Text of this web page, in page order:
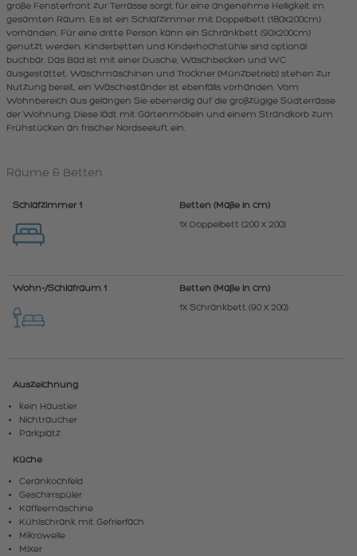
große Fensterfront zur Terrasse sorgt für eine angenehme Helligkeit im
gesamten Raum. Es ist ein Schlafzimmer mit Doppelbett (180x200cm)
vorhanden. Für eine dritte Person kann ein Schrankbett (90x200cm)
genutzt werden. Kinderbetten und Kinderhochstühle sind optional
buchbar. Das Bad ist mit einer Dusche, Waschbecken und WC
ausgestattet. Waschmaschinen und Trockner (Münzbetrieb) stehen zur
Nutzung bereit, ein Wäscheständer ist ebenfalls vorhanden. Vom
Wohnbereich aus gelangen Sie ebenerdig auf die großzügige Südterrasse
der Wohnung. Diese lädt mit Gartenmöbeln und einem Strandkorb zum
Frühstücken an frischer Nordseeluft ein.
Räume & Betten
Schlafzimmer 1
Betten (Maße in cm)
1x Doppelbett (200 x 200)
Wohn-/Schlafraum 1
Betten (Maße in cm)
1x Schrankbett (90 x 200)
Auszeichnung
kein Haustier
Nichtraucher
Parkplatz
Küche
Cerankochfeld
Geschirrspüler
Kaffeemaschine
Kühlschrank mit Gefrierfach
Mikrowelle
Mixer